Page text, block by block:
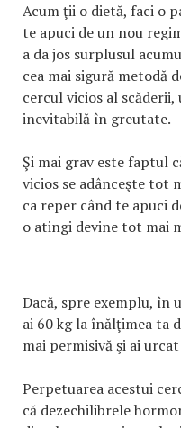
Acum ţii o dietă, faci o
te apuci de un nou
a da jos surplusul
cea mai sigură metodă
cercul vicios al
inevitabilă în greutate.
Şi mai grav este faptul
vicios se adânceşte tot
ca reper când te apuci
o atingi devine tot mai
Dacă, spre exemplu, în
ai 60 kg la înălţimea ta
mai permisivă şi ai
Perpetuarea acestui
că dezechilibrele